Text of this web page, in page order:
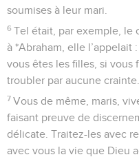
soumises à leur mari.
6 Tel était, par exemple, le
à *Abraham, elle l’appelait
vous êtes les filles, si vous
troubler par aucune crainte.
7 Vous de même, maris,
faisant preuve de
délicate. Traitez-les avec
avec vous la vie que Dieu